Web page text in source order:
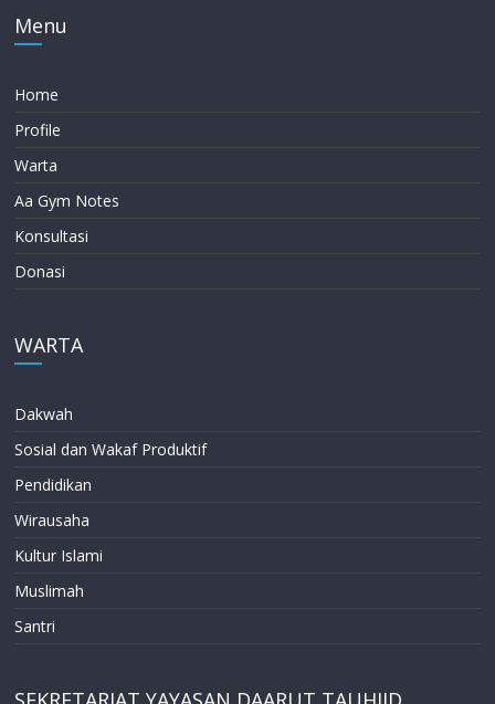
Menu
Home
Profile
Warta
Aa Gym Notes
Konsultasi
Donasi
WARTA
Dakwah
Sosial dan Wakaf Produktif
Pendidikan
Wirausaha
Kultur Islami
Muslimah
Santri